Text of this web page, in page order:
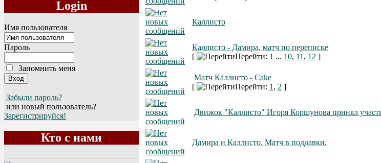
Login
Имя пользователя
Пароль
Запомнить меня
Забыли пароль?
или новый пользователь?
Зарегистрируйся!
Кто с нами
Каллисто
Каллисто - Дамира, матч по переписке
[
Перейти: 1 ... 10, 11 , 12 ]
Матч Каллисто - Cake
[
Перейти: 1 , 2 ]
Движок "Каллисто" Игоря Коршунова принял
Дамира и Каллисто. Матч в поддавки.